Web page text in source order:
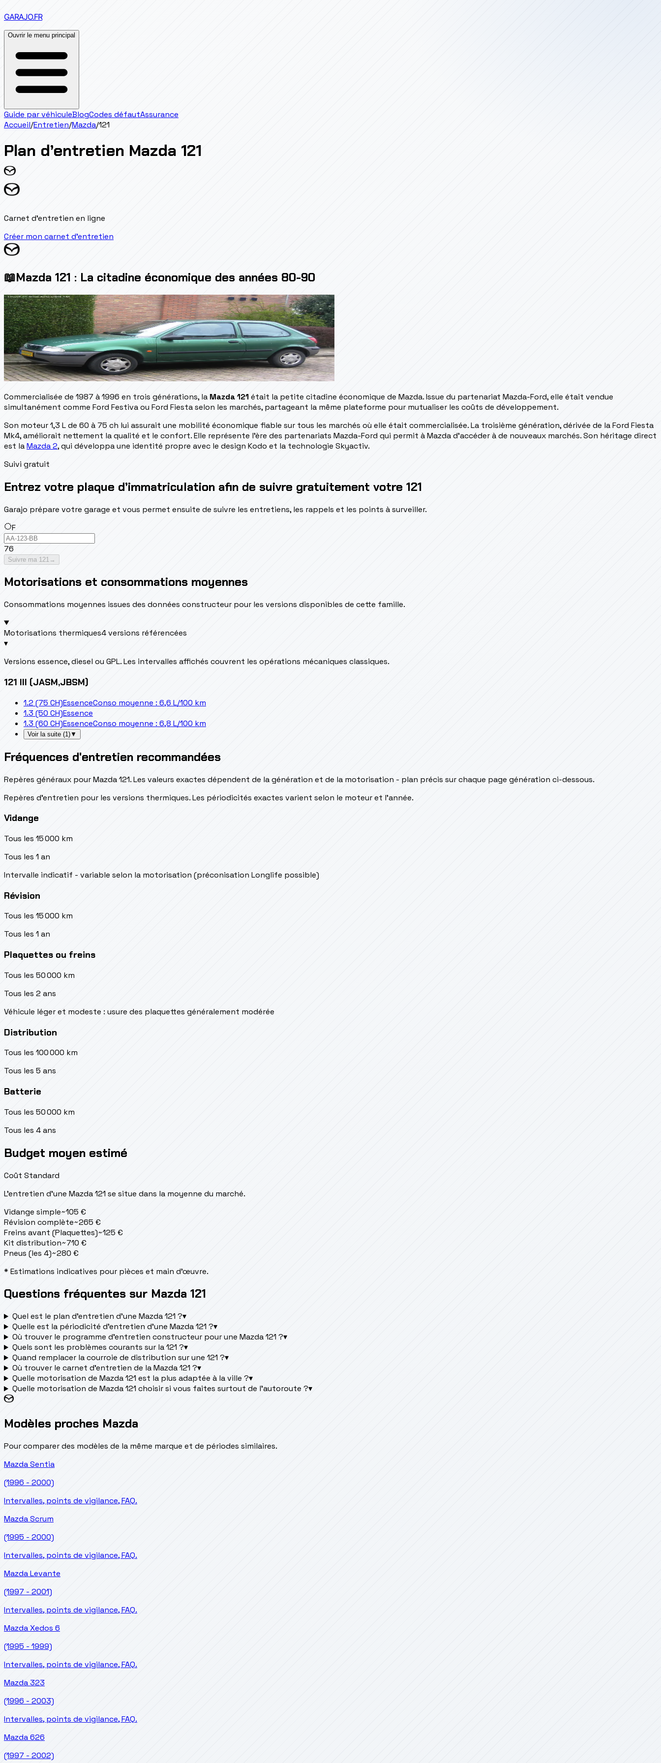
GARAJO.FR
Ouvrir le menu principal
Guide par véhiculeBlogCodes défautAssurance
Accueil/Entretien/Mazda/121
Plan d’entretien Mazda 121
Carnet d'entretien en ligne
Créer mon carnet d'entretien
📖Mazda 121 : La citadine économique des années 80-90
Commercialisée de 1987 à 1996 en trois générations, la Mazda 121 était la petite citadine économique de Mazda. Issue du partenariat Mazda-Ford, elle était vendue
simultanément comme Ford Festiva ou Ford Fiesta selon les marchés, partageant la même plateforme pour mutualiser les coûts de développement.
Son moteur 1,3 L de 60 à 75 ch lui assurait une mobilité économique fiable sur tous les marchés où elle était commercialisée. La troisième génération, dérivée de la Ford Fiesta
Mk4, améliorait nettement la qualité et le confort. Elle représente l'ère des partenariats Mazda-Ford qui permit à Mazda d'accéder à de nouveaux marchés. Son héritage direct
est laMazda 2, qui développa une identité propre avec le design Kodo et la technologie Skyactiv.
Suivi gratuit
Entrez votre plaque d’immatriculation afin de suivre gratuitement votre 121
Garajo prépare votre garage et vous permet ensuite de suivre les entretiens, les rappels et les points à surveiller.
F
76
Suivre ma 121 →
Motorisations et consommations moyennes
Consommations moyennes issues des données constructeur pour les versions disponibles de cette famille.
Motorisations thermiques4 versions référencées
▾
Versions essence, diesel ou GPL. Les intervalles affichés couvrent les opérations mécaniques classiques.
121 III (JASM,JBSM)
1.2 (75 CH)EssenceConso moyenne : 6,6 L/100 km
1.3 (50 CH)Essence
1.3 (60 CH)EssenceConso moyenne : 6,8 L/100 km
Voir la suite (1 )▼
Fréquences d'entretien recommandées
Repères généraux pour Mazda 121. Les valeurs exactes dépendent de la génération et de la motorisation - plan précis sur chaque page génération ci-dessous.
Repères d’entretien pour les versions thermiques. Les périodicités exactes varient selon le moteur et l’année.
Vidange
Tous les 15 000 km
Tous les 1 an
Intervalle indicatif - variable selon la motorisation (préconisation Longlife possible)
Révision
Tous les 15 000 km
Tous les 1 an
Plaquettes ou freins
Tous les 50 000 km
Tous les 2 ans
Véhicule léger et modeste : usure des plaquettes généralement modérée
Distribution
Tous les 100 000 km
Tous les 5 ans
Batterie
Tous les 50 000 km
Tous les 4 ans
Budget moyen estimé
Coût Standard
L'entretien d'une Mazda 121 se situe dans la moyenne du marché.
Vidange simple~105 €
Révision complète~265 €
Freins avant (Plaquettes)~125 €
Kit distribution~710 €
Pneus (les 4)~280 €
* Estimations indicatives pour pièces et main d'œuvre.
Questions fréquentes sur Mazda 121
Quel est le plan d’entretien d’une Mazda 121 ?▾
Quelle est la périodicité d’entretien d’une Mazda 121 ?▾
Où trouver le programme d’entretien constructeur pour une Mazda 121 ?▾
Quels sont les problèmes courants sur la 121 ?▾
Quand remplacer la courroie de distribution sur une 121 ?▾
Où trouver le carnet d'entretien de la Mazda 121 ?▾
Quelle motorisation de Mazda 121 est la plus adaptée à la ville ?▾
Quelle motorisation de Mazda 121 choisir si vous faites surtout de l'autoroute ?▾
Modèles proches Mazda
Pour comparer des modèles de la même marque et de périodes similaires.
MazdaSentia
(1996 - 2000)
Intervalles, points de vigilance, FAQ.
MazdaScrum
(1995 - 2000)
Intervalles, points de vigilance, FAQ.
MazdaLevante
(1997 - 2001)
Intervalles, points de vigilance, FAQ.
MazdaXedos 6
(1995 - 1999)
Intervalles, points de vigilance, FAQ.
Mazda323
(1996 - 2003)
Intervalles, points de vigilance, FAQ.
Mazda626
(1997 - 2002)